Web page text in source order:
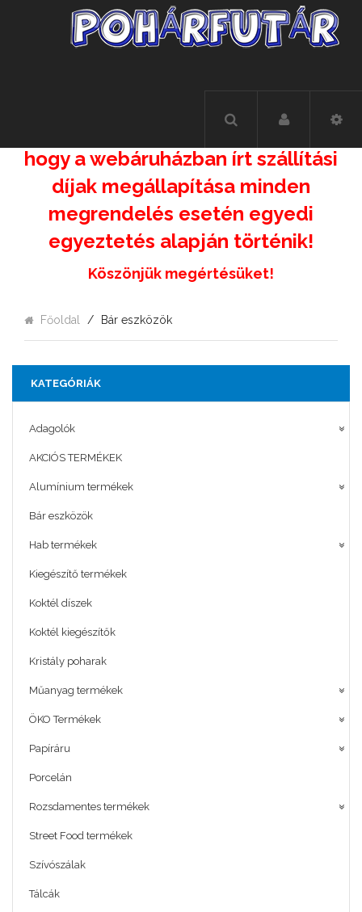
tekintettel, felhívjuk figyelmüket,
hogy a webáruházban írt szállítási
díjak megállapítása minden
megrendelés esetén egyedi
egyeztetés alapján történik!
Köszönjük megértésüket!
Főoldal Bár eszközök
KATEGÓRIÁK
Adagolók
AKCIÓS TERMÉKEK
Alumínium termékek
Bár eszközök
Hab termékek
Kiegészítő termékek
Koktél díszek
Koktél kiegészítők
Kristály poharak
Műanyag termékek
ÖKO Termékek
Papíráru
Porcelán
Rozsdamentes termékek
Street Food termékek
Szívószálak
Tálcák